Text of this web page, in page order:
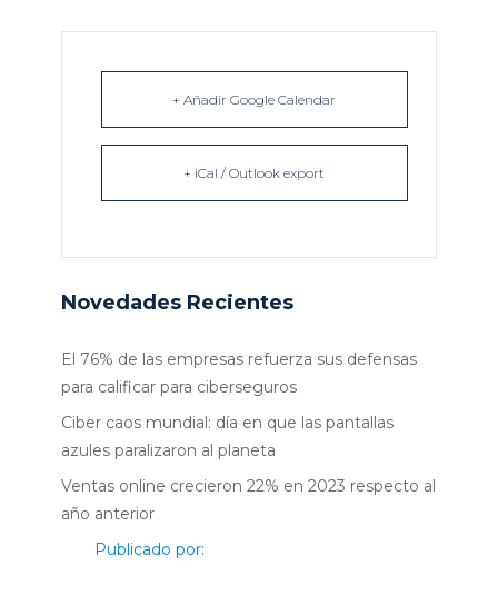
+ Añadir Google Calendar
+ iCal / Outlook export
Novedades Recientes
El 76% de las empresas refuerza sus defensas
para calificar para ciberseguros
Ciber caos mundial: día en que las pantallas
azules paralizaron al planeta
Ventas online crecieron 22% en 2023 respecto al
año anterior
Publicado por: